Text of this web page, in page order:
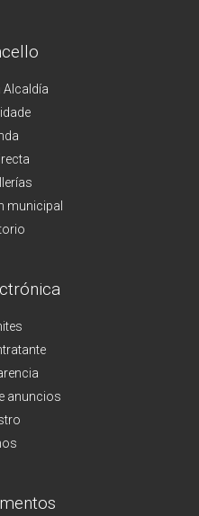
Alcaldía
municipal
anuncios